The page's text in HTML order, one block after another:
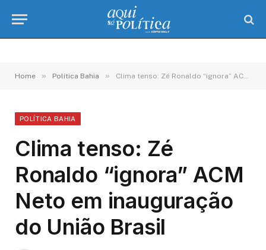
Home » Política Bahia » Clima tenso: Zé Ronaldo “ignora” ACM Neto em inauguração do União Brasil
POLÍTICA BAHIA
Clima tenso: Zé
Ronaldo “ignora” ACM
Neto em inauguração
do União Brasil